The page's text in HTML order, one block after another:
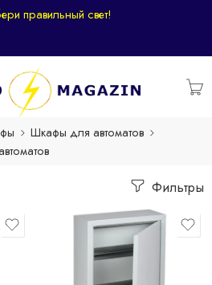
правильный свет!
Шкафы для автоматов
Фильтры